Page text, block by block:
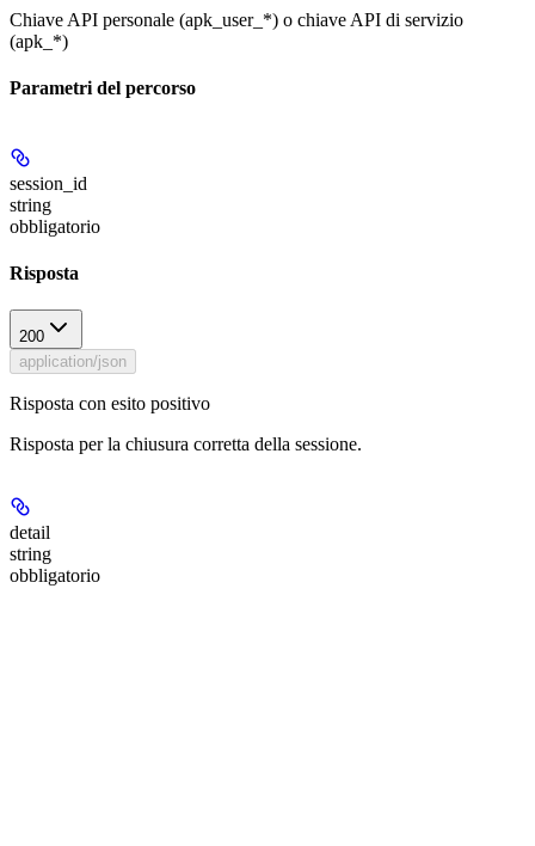
Chiave API personale (apk_user_*) o chiave API di servizio
(apk_*)
Parametri del percorso
session_id
string
obbligatorio
Risposta
200
application/json
Risposta con esito positivo
Risposta per la chiusura corretta della sessione.
detail
string
obbligatorio